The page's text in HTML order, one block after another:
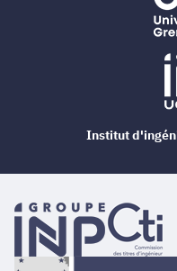
Institut